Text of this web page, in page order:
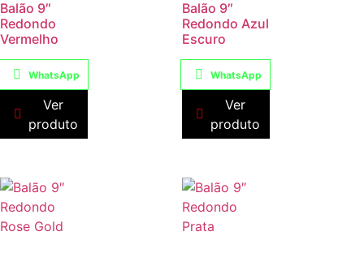
Balão 9″
Redondo
Vermelho
WhatsApp
Ver
produto
Balão 9″
Redondo Azul
Escuro
WhatsApp
Ver
produto